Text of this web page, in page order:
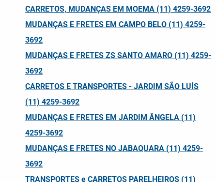
CARRETOS, MUDANÇAS EM MOEMA (11) 4259-3692
MUDANÇAS E FRETES EM CAMPO BELO (11) 4259-
3692
MUDANÇAS E FRETES ZS SANTO AMARO (11) 4259-
3692
CARRETOS E TRANSPORTES - JARDIM SÃO LUÍS
(11) 4259-3692
MUDANÇAS E FRETES EM JARDIM ÂNGELA (11)
4259-3692
MUDANÇAS E FRETES NO JABAQUARA (11) 4259-
3692
TRANSPORTES e CARRETOS PARELHEIROS (11)